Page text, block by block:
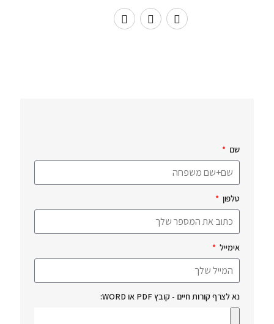
שם
טלפון
אימייל
נא לצרף קורות חיים - קובץ PDF או WORD: